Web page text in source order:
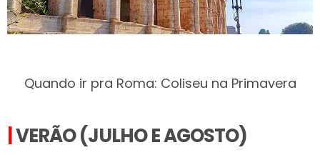
Quando ir pra Roma: Coliseu na Primavera
VERÃO (JULHO E AGOSTO)